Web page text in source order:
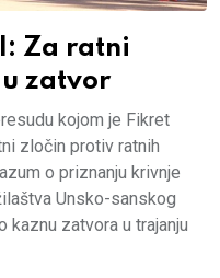
Za ratni
zatvor
kojom je Fikret
zločin protiv ratnih
o priznanju krivnje
Unsko-sanskog
kaznu zatvora u trajanju